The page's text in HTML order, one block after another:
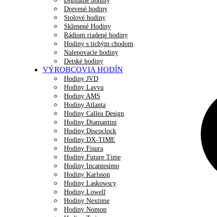
Drevené hodiny
Stolové hodiny
Sklenené Hodiny
Rádiom riadené hodiny
Hodiny s tichým chodom
Nalepovacie hodiny
Detské hodiny
VÝROBCOVIA HODÍN
Hodiny JVD
Hodiny Lavvu
Hodiny AMS
Hodiny Atlanta
Hodiny Callea Design
Hodiny Diamantini
Hodiny Discoclock
Hodiny DX-TIME
Hodiny Fisura
Hodiny Future Time
Hodiny Incantesimo
Hodiny Karlsson
Hodiny Laskowscy
Hodiny Lowell
Hodiny Nextime
Hodiny Nomon